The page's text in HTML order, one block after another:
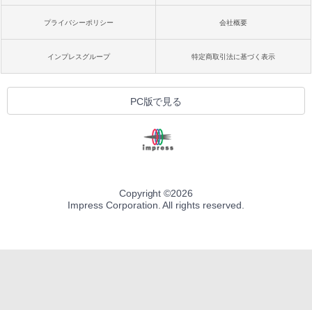
プライバシーポリシー 会社概要
インプレスグループ 特定商取引法に基づく表示
PC版で見る
Copyright ©2026
Impress Corporation. All rights reserved.